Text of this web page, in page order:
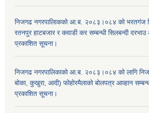
निजगढ नगरपालिाकको आ.ब. २०८३।०८४ को भरतगंज
रतनपुर हाटबजार र कवाडी कर सम्बन्धी सिलबन्दी
प्रकाशित सूचना।
निजगढ नगरपालिकाको आ.ब. २०८३।०८४ को लागि
बोका, कुखुरा, आदी) फोहोरमैलाको बोलपत्र आव्हान
प्रकाशित सूचना।